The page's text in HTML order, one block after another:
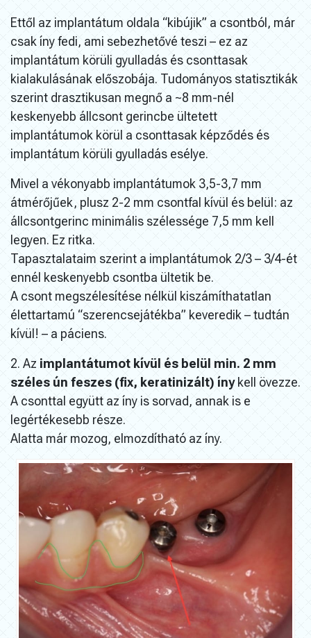
Ettől az implantátum oldala “kibújik” a csontból, már
csak íny fedi, ami sebezhetővé teszi – ez az
implantátum körüli gyulladás és csonttasak
kialakulásának előszobája. Tudományos statisztikák
szerint drasztikusan megnő a ~8 mm-nél
keskenyebb állcsont gerincbe ültetett
implantátumok körül a csonttasak képződés és
implantátum körüli gyulladás esélye.
Mivel a vékonyabb implantátumok 3,5-3,7 mm
átmérőjűek, plusz 2-2 mm csontfal kívül és belül: az
állcsontgerinc minimális szélessége 7,5 mm kell
legyen. Ez ritka.
Tapasztalataim szerint a implantátumok 2/3 – 3/4-ét
ennél keskenyebb csontba ültetik be.
A csont megszélesítése nélkül kiszámíthatatlan
élettartamú “szerencsejátékba” keveredik – tudtán
kívül! – a páciens.
2. Az implantátumot kívül és belül min. 2 mm
széles ún feszes (fix, keratinizált) ínykell övezze.
A csonttal együtt az íny is sorvad, annak is e
legértékesebb része.
Alatta már mozog, elmozdítható az íny.